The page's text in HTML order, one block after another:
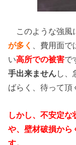
このような強風
が多く
、費用面
い高所での被害で
手出来ませんし、
ばらく、待って頂
しかし、不安定
や、壁材破損から
す。